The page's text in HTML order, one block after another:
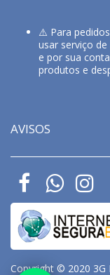
⚠️ Para
usar serviço
e por sua
produtos e
AVISOS
Copyright © 2020 3G